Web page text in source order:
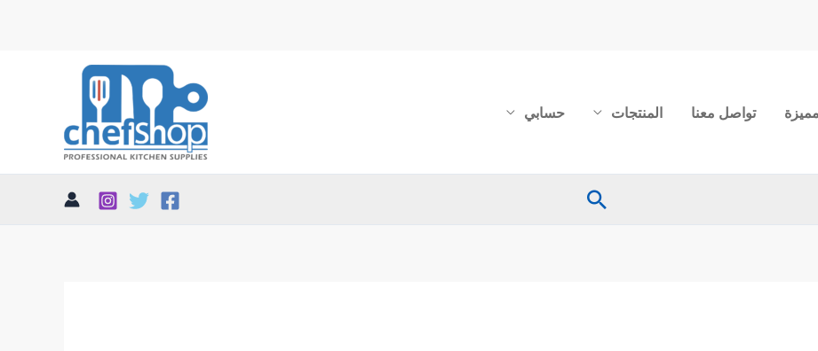
تواصل معنا المنتجات حسابي
البحث